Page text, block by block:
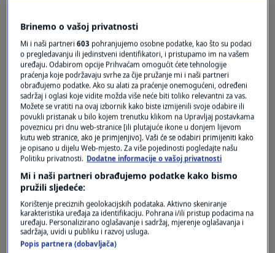
Oglas
VIDEO / Zastrašujući prizori iz Mjanmara i
Tajlanda: Zgrade sravnjene sa zemljom,
ljudi pod ruševinama
SVIJET|28. ožu. | 0
Raketni napad u Ukrajini: Ubijene
najmanje četiri osobe, eksplozije
Brinemo o vašoj privatnosti
Mi i naši partneri603 pohranjujemo osobne podatke, kao što su podaci
o pregledavanju ili jedinstveni identifikatori, i pristupamo im na vašem
uređaju. Odabirom opcije Prihvaćam omogućit ćete tehnologije
praćenja koje podržavaju svrhe za čije pružanje mi i naši partneri
obrađujemo podatke. Ako su alati za praćenje onemogućeni, određeni
sadržaj i oglasi koje vidite možda više neće biti toliko relevantni za vas.
Možete se vratiti na ovaj izbornik kako biste izmijenili svoje odabire ili
povukli pristanak u bilo kojem trenutku klikom na Upravljaj postavkama
poveznicu pri dnu web-stranice [ili plutajuće ikone u donjem lijevom
kutu web stranice, ako je primjenjivo]. Vaši će se odabiri primijeniti kako
je opisano u dijelu Web-mjesto. Za više pojedinosti pogledajte našu
Politiku privatnosti. Dodatne informacije o vašoj privatnosti
Mi i naši partneri obrađujemo podatke kako bismo
pružili sljedeće:
Korištenje preciznih geolokacijskih podataka. Aktivno skeniranje
karakteristika uređaja za identifikaciju. Pohrana i/ili pristup podacima na
uređaju. Personalizirano oglašavanje i sadržaj, mjerenje oglašavanja i
sadržaja, uvidi u publiku i razvoj usluga.
Popis partnera (dobavljača)